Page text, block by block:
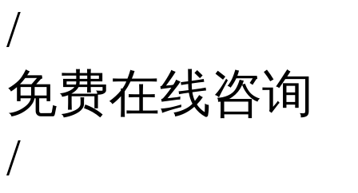
/
免费在线咨询
/